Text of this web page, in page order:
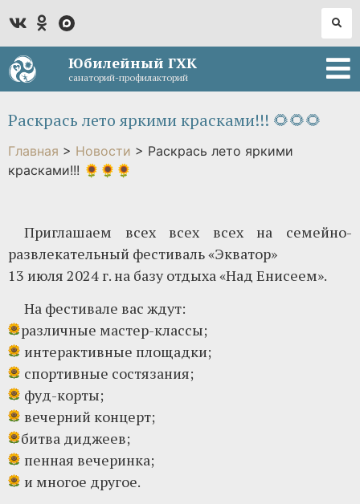
Юбилейный ГХК
санаторий-профилакторий
Раскрась лето яркими красками!!! 🌻🌻🌻
Главная > Новости > Раскрась лето яркими
красками!!! 🌻🌻🌻
Приглашаем всех всех всех на семейно-
развлекательный фестиваль «Экватор»
13 июля 2024 г. на базу отдыха «Над Енисеем».
На фестивале вас ждут:
различные мастер-классы;
интерактивные площадки;
спортивные состязания;
фуд-корты;
вечерний концерт;
битва диджеев;
пенная вечеринка;
и многое другое.